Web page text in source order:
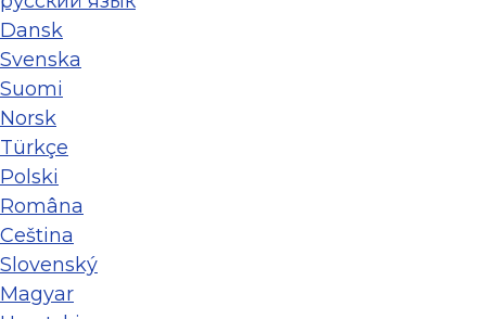
Dansk
Svenska
Suomi
Norsk
Türkçe
Polski
Româna
Ceština
Slovenský
Magyar